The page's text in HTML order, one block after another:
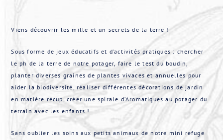
Viens découvrir les mille et un secrets de la terre !
Sous forme de jeux éducatifs et d’activités pratiques : chercher
le ph de la terre de notre potager, faire le test du boudin,
planter diverses graines de plantes vivaces et annuelles pour
aider la biodiversité, réaliser différentes décorations de jardin
en matière récup, créer une spirale d’Aromatiques au potager du
terrain avec les enfants !
Sans oublier les soins aux petits animaux de notre mini refuge